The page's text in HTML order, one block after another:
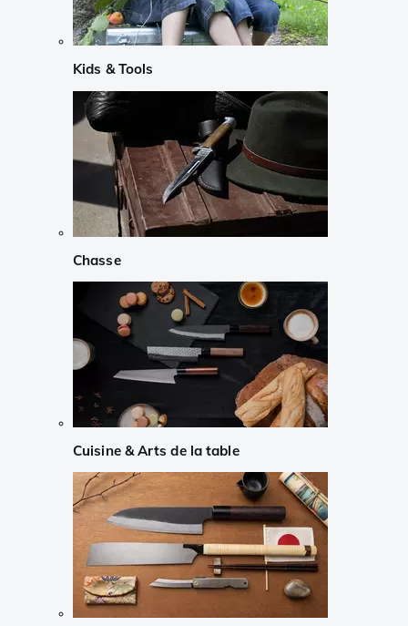
Kids & Tools
Chasse
Cuisine & Arts de la table